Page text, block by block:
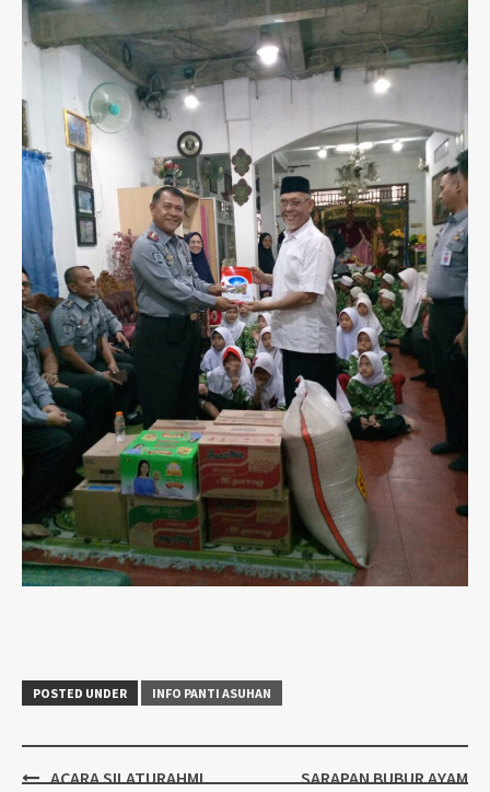
POSTED UNDER INFO PANTI ASUHAN
PostACARA SILATURAHMI
SARAPAN BUBUR AYAM